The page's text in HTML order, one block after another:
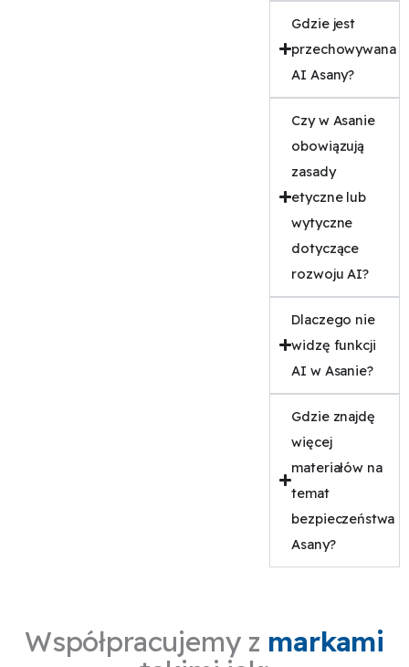
Gdzie jest
przechowywana
AI Asany?
Czy w Asanie
obowiązują
zasady
etyczne lub
wytyczne
dotyczące
rozwoju AI?
Dlaczego nie
widzę funkcji
AI w Asanie?
Gdzie znajdę
więcej
materiałów na
temat
bezpieczeństwa
Asany?
Współpracujemy z markami